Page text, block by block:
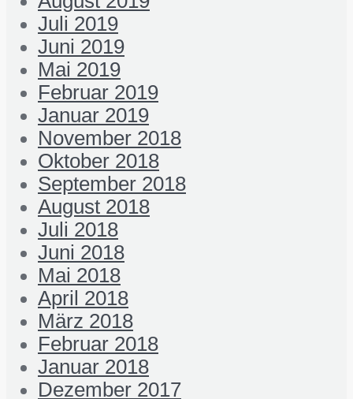
Juli 2019
Juni 2019
Mai 2019
Februar 2019
Januar 2019
November 2018
Oktober 2018
September 2018
August 2018
Juli 2018
Juni 2018
Mai 2018
April 2018
März 2018
Februar 2018
Januar 2018
Dezember 2017